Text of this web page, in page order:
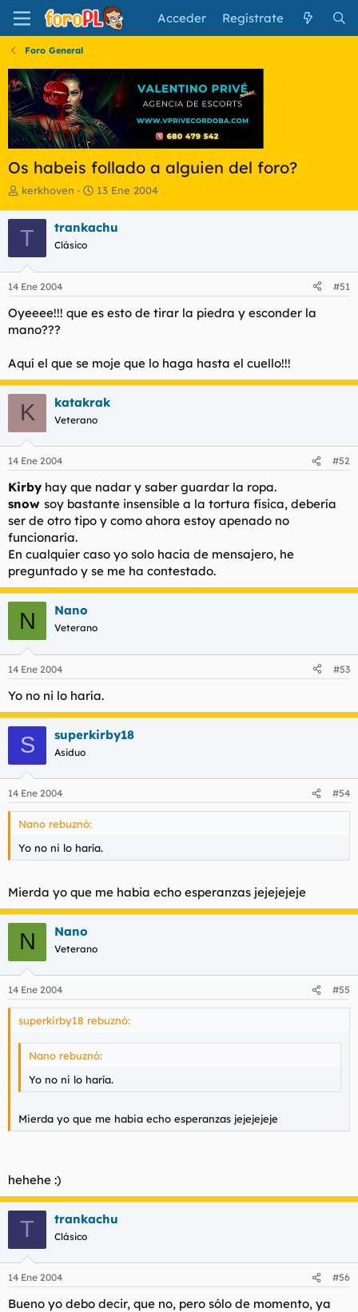
Acceder Regístrate
Foro General
Os habeis follado a alguien del foro?
I
i
c
a
d
o
d
e
t
a
kerkhoven
F
h
e
i
o
13 Ene 2004
T trankachu
Clásico
14 Ene 2004 #51
Oyeeee!!! que es esto de tirar la piedra y esconder la
mano???
Aquí el que se moje que lo haga hasta el cuello!!!
K katakrak
Veterano
14 Ene 2004 #52
Kirby hay que nadar y saber guardar la ropa.
snow soy bastante insensible a la tortura física, debería
ser de otro tipo y como ahora estoy apenado no
funcionaría.
En cualquier caso yo solo hacia de mensajero, he
preguntado y se me ha contestado.
N Nano
Veterano
14 Ene 2004 #53
Yo no ni lo haría.
S superkirby18
Asiduo
14 Ene 2004 #54
Nano rebuznó:
Yo no ni lo haría.
Mierda yo que me habia echo esperanzas jejejejeje
N Nano
Veterano
14 Ene 2004 #55
superkirby18 rebuznó:
Nano rebuznó:
Yo no ni lo haría.
Mierda yo que me habia echo esperanzas jejejejeje
hehehe :)
T trankachu
Clásico
14 Ene 2004 #56
Bueno yo debo decir, que no, pero sólo de momento, ya